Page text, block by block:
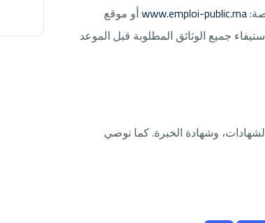
www.emploi-public.maأو موقع
جميع الوثائق المطلوبة قبل الموعد
وشهادة الخبرة. كما نوصي